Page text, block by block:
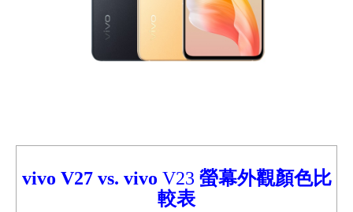
vivo V27 vs. vivo V23 螢幕外觀顏色比
較表